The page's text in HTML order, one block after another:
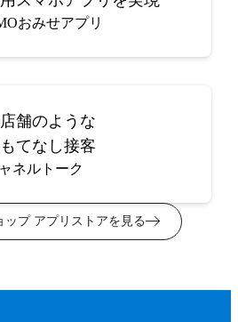
おみせアプリ
舗のような
てなし接客
ネルトーク
ップ アプリストアを見る